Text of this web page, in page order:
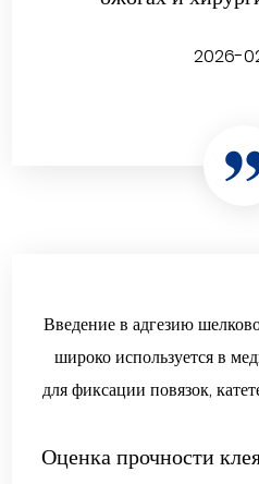
2026-
Введение в адгезию
широко используется в
для фиксации повязок,
Оценка прочности